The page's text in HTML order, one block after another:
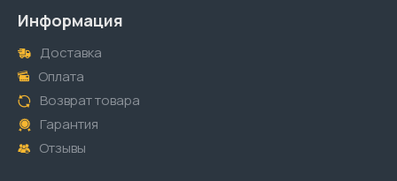
Информация
Доставка
Оплата
Возврат товара
Гарантия
Отзывы